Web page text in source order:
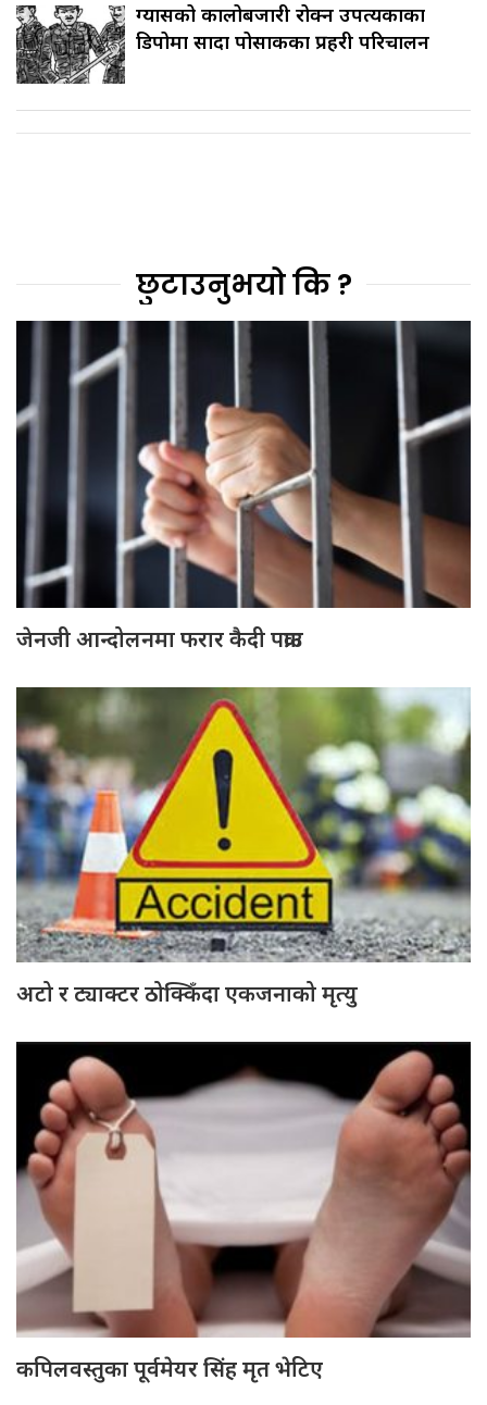
ग्यासको कालोबजारी रोक्न उपत्यकाका
डिपोमा सादा पोसाकका प्रहरी परिचालन
छुटाउनुभयो कि ?
जेनजी आन्दोलनमा फरार कैदी पक्राउ
अटो र ट्याक्टर ठोक्किँदा एकजनाको मृत्यु
कपिलवस्तुका पूर्वमेयर सिंह मृत भेटिए